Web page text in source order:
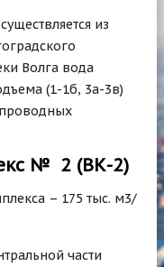
из
Волга вода
(1-1б, 3а-3в)
№ 2 (ВК-2)
– 175 тыс. м3/
части